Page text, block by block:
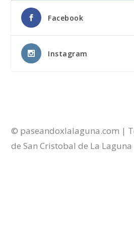
Facebook
Instagram
© paseandoxlalaguna.com |
de San Cristobal de La Laguna